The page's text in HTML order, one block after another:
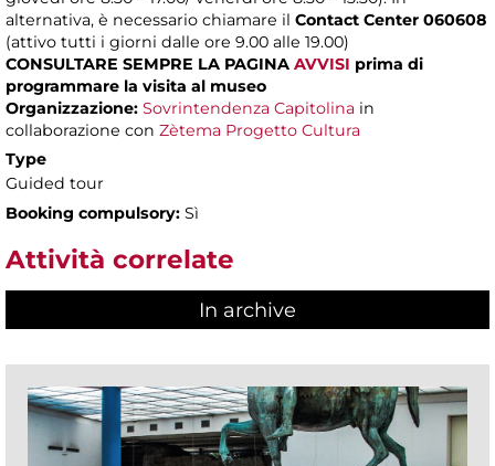
alternativa, è necessario chiamare il Contact Center 060608
(attivo tutti i giorni dalle ore 9.00 alle 19.00)
CONSULTARE SEMPRE LA PAGINA AVVISI prima di
programmare la visita al museo
Organizzazione: Sovrintendenza Capitolina in
collaborazione con Zètema Progetto Cultura
Type
Guided tour
Booking compulsory: Sì
Attività correlate
In archive